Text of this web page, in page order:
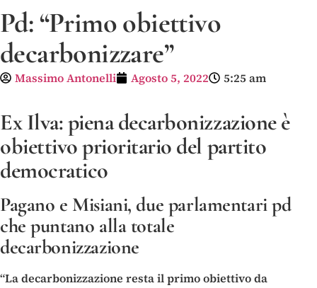
Pd: “Primo obiettivo
decarbonizzare”
Massimo Antonelli Agosto 5, 2022 5:25 am
Ex Ilva: piena decarbonizzazione è
obiettivo prioritario del partito
democratico
Pagano e Misiani, due parlamentari pd
che puntano alla totale
decarbonizzazione
“La decarbonizzazione resta il primo obiettivo da